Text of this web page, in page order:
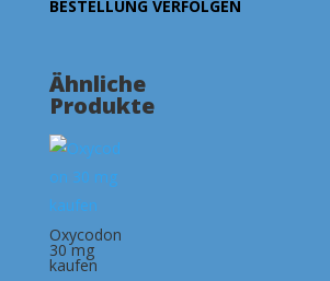
BESTELLUNG VERFOLGEN
Ähnliche
Produkte
Oxycodon
30 mg
kaufen